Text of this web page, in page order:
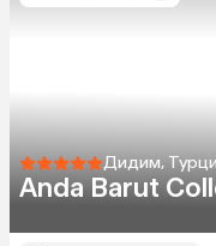
Дидим,
Anda Barut